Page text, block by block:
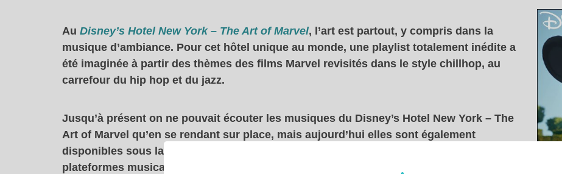
Au Disney’s Hotel New York – The Art of Marvel, l’art est partout, y compris dans la
musique d’ambiance. Pour cet hôtel unique au monde, une playlist totalement inédite a
été imaginée à partir des thèmes des films Marvel revisités dans le style chillhop, au
carrefour du hip hop et du jazz.
Jusqu’à présent on ne pouvait écouter les musiques du Disney’s Hotel New York – The
Art of Marvel qu’en se rendant sur place, mais aujourd’hui elles sont également
disponibles sous la forme d’un album numérique, accessible depuis les principales
plateformes musicales. L’occasion idéale de découvrir la musique Marvel comme vous